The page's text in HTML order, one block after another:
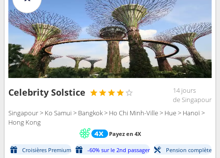
Celebrity Solstice
14 jours
de Singapour
Singapour > Ko Samui > Bangkok > Ho Chi Minh-Ville > Hue > Hanoï >
Hong Kong
Payez en 4X
Croisières Premium -60% sur le 2nd passager Pension complète